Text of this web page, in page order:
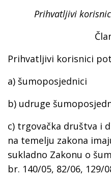
Prihvatljivi
Prihvatljivi korisnici
a) šumoposjednici
b) udruge
c) trgovačka društva i
na temelju zakona
sukladno Zakonu o
br. 140/05, 82/06, 129/